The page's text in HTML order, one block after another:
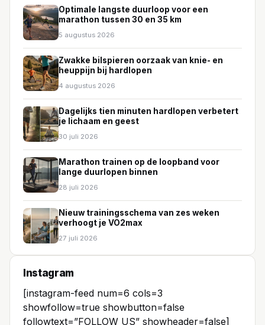
Optimale langste duurloop voor een
marathon tussen 30 en 35 km
5 augustus 2026
Zwakke bilspieren oorzaak van knie- en
heuppijn bij hardlopen
4 augustus 2026
Dagelijks tien minuten hardlopen verbetert
je lichaam en geest
30 juli 2026
Marathon trainen op de loopband voor
lange duurlopen binnen
28 juli 2026
Nieuw trainingsschema van zes weken
verhoogt je VO2max
27 juli 2026
Instagram
[instagram-feed num=6 cols=3
showfollow=true showbutton=false
followtext=”FOLLOW US” showheader=false]